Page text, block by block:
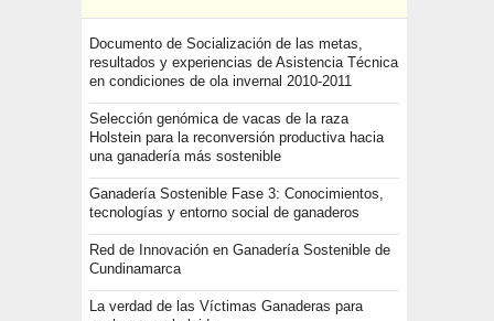
Documento de Socialización de las metas,
resultados y experiencias de Asistencia Técnica
en condiciones de ola invernal 2010-2011
Selección genómica de vacas de la raza
Holstein para la reconversión productiva hacia
una ganadería más sostenible
Ganadería Sostenible Fase 3: Conocimientos,
tecnologías y entorno social de ganaderos
Red de Innovación en Ganadería Sostenible de
Cundinamarca
La verdad de las Víctimas Ganaderas para